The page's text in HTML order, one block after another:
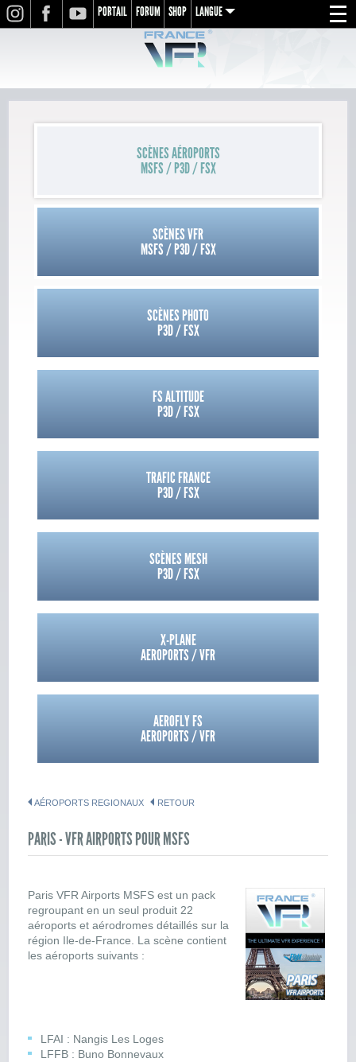
Menu
INSTAGRAMFACEBOOKYOUTUBE
PORTAIL FORUM SHOP LANGUE
de
SCÈNES AÉROPORTS
MSFS / P3D / FSX
SCÈNES VFR
MSFS / P3D / FSX
SCÈNES PHOTO
P3D / FSX
FS ALTITUDE
P3D / FSX
TRAFIC FRANCE
P3D / FSX
SCÈNES MESH
P3D / FSX
X-PLANE
AEROPORTS / VFR
AEROFLY FS
AEROPORTS / VFR
AÉROPORTS REGIONAUX RETOUR
PARIS - VFR AIRPORTS POUR MSFS
Paris VFR Airports MSFS est un pack
regroupant en un seul produit 22
aéroports et aérodromes détaillés sur la
région Ile-de-France. La scène contient
les aéroports suivants :
LFAI : Nangis Les Loges
LFFB : Buno Bonnevaux